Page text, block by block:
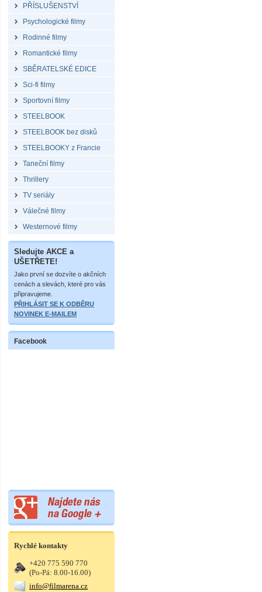
PŘÍSLUŠENSTVÍ
Psychologické filmy
Rodinné filmy
Romantické filmy
SBĚRATELSKÉ EDICE
Sci-fi filmy
Sportovní filmy
STEELBOOK
STEELBOOK bez disků
STEELBOOKY z Francie
Taneční filmy
Thrillery
TV seriály
Válečné filmy
Westernové filmy
Sledujte AKCE a
UŠETŘETE!
Jako první se dozvíte o akčních
cenách a slevách, které pro vás
připravujeme.
PŘIHLÁSIT SE K ODBĚRU
NOVINEK E-MAILEM
Facebook
Rychlé kontakty
+420 775 590 770
(Po-Pá: 8.00-16.00)
info@filmarena.cz